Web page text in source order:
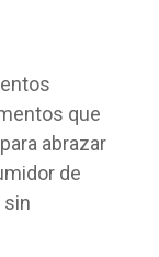
que
abrazar
de
sin